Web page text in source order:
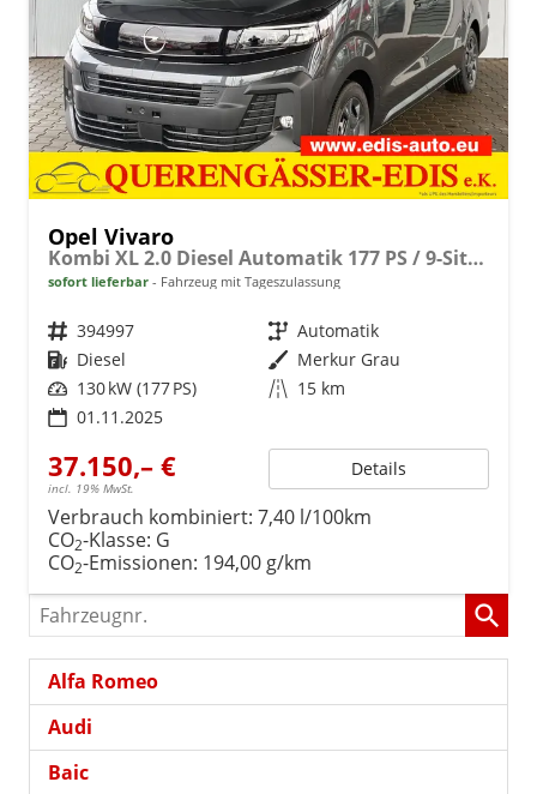
Opel Vivaro
Kombi XL 2.0 Diesel Automatik 177 PS / 9-Sitzer AHK LED NAVI
sofort lieferbar Fahrzeug mit Tageszulassung
Fahrzeugnr. 394997 Getriebe Automatik
Kraftstoff Diesel Außenfarbe Merkur Grau
Leistung 130 kW (177 PS) Kilometerstand 15 km
01.11.2025
37.150,– €
incl. 19% MwSt.
Details
Verbrauch kombiniert: 7,40 l/100km
CO2-Klasse: G
CO2-Emissionen: 194,00 g/km
Fahrzeugnr.
Alfa Romeo
Audi
Baic